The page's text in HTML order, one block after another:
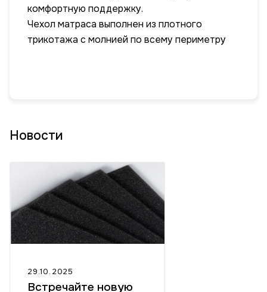
комфортную поддержку.
Чехол матраса выполнен из плотного
трикотажа с молнией по всему периметру
Новости
29.10.2025
Встречайте новую